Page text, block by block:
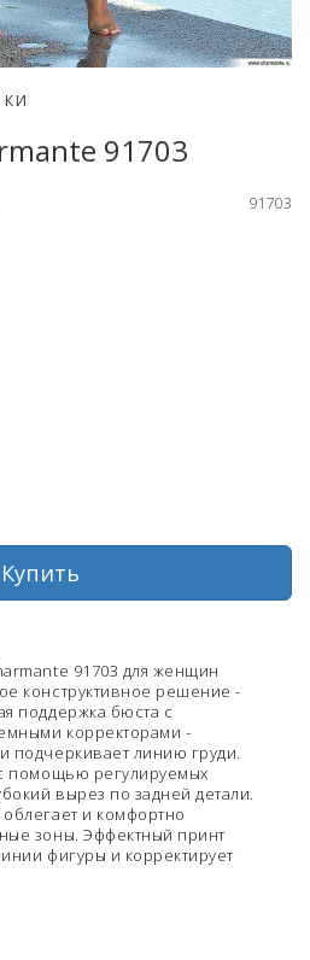
91703
91703
Купить
91703 для женщин
конструктивное решение -
поддержка бюста с
корректорами -
подчеркивает линию груди.
помощью регулируемых
вырез по задней детали.
и комфортно
зоны. Эффектный принт
фигуры и корректирует